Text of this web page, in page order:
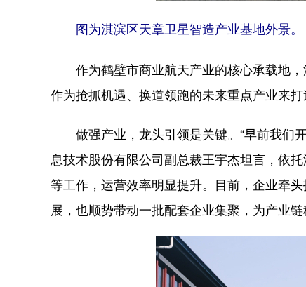
图为淇滨区天章卫星智造产业基地外景。
作为鹤壁市商业航天产业的核心承载地，
作为抢抓机遇、换道领跑的未来重点产业来打
做强产业，龙头引领是关键。“早前我们开
息技术股份有限公司副总裁王宇杰坦言，依
等工作，运营效率明显提升。目前，企业牵
展，也顺势带动一批配套企业集聚，为产业链